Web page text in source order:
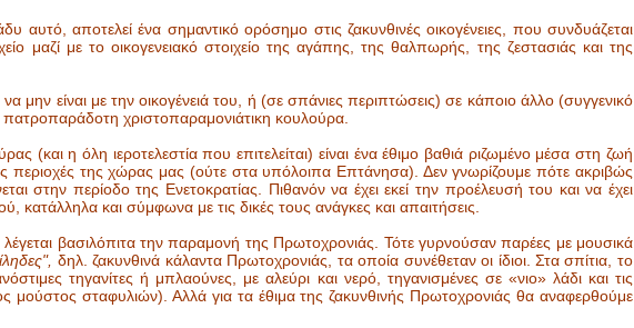
αυτό, αποτελεί ένα σημαντικό ορόσημο στις ζακυνθινές οικογένειες, που συνδυάζεται
μαζί με το οικογενειακό στοιχείο της αγάπης, της θαλπωρής, της ζεστασιάς και της
μην είναι με την οικογένειά του, ή (σε σπάνιες περιπτώσεις) σε κάποιο άλλο (συγγενικό
χριστοπαραμονιάτικη κουλούρα.
(και η όλη ιεροτελεστία που επιτελείται) είναι ένα έθιμο βαθιά ριζωμένο μέσα στη ζωή
περιοχές της χώρας μας (ούτε στα υπόλοιπα Επτάνησα). Δεν γνωρίζουμε πότε ακριβώς
στην περίοδο της Ενετοκρατίας. Πιθανόν να έχει εκεί την προέλευσή του και να έχει
κατάλληλα και σύμφωνα με τις δικές τους ανάγκες και απαιτήσεις.
βασιλόπιτα την παραμονή της Πρωτοχρονιάς. Τότε γυρνούσαν παρέες με μουσικά
δηλ. ζακυνθινά κάλαντα Πρωτοχρονιάς, τα οποία συνέθεταν οι ίδιοι. Στα σπίτια, το
τηγανίτες ή μπλαούνες, με αλεύρι και νερό, τηγανισμένες σε «νιο» λάδι και τις
μούστος σταφυλιών). Αλλά για τα έθιμα της ζακυνθινής Πρωτοχρονιάς θα αναφερθούμε